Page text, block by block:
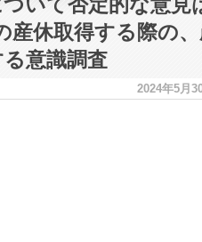
産休取得する際の
意識調査
2024年5月